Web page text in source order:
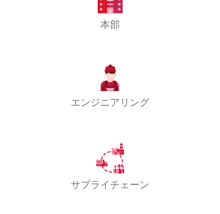
本部
エンジニアリング
サプライチェーン